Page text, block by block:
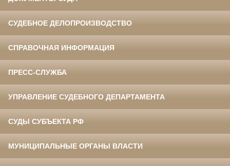
СУДЕБНОЕ ДЕЛОПРОИЗВОДСТВО
СПРАВОЧНАЯ ИНФОРМАЦИЯ
ПРЕСС-СЛУЖБА
УПРАВЛЕНИЕ СУДЕБНОГО ДЕПАРТАМЕНТА
СУДЫ СУБЪЕКТА РФ
МУНИЦИПАЛЬНЫЕ ОРГАНЫ ВЛАСТИ